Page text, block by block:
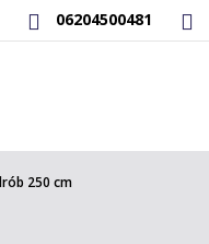
06204500481
250 cm